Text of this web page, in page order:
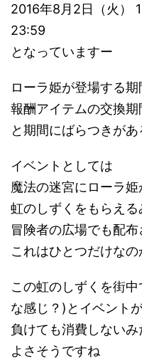
2016年8月2日（火）
23:59
となっていますー
ローラ姫が登場する
報酬アイテムの交換
と期間にばらつきが
イベントとしては
魔法の迷宮にローラ
虹のしずくをもらえ
冒険者の広場でも配
これはひとつだけなの
この虹のしずくを街
な感じ？)とイベント
負けても消費しない
よさそうですね